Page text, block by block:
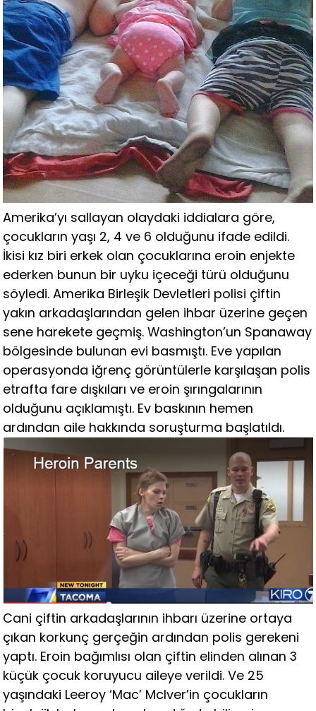
Amerika’yı sallayan olaydaki iddialara göre,
çocukların yaşı 2, 4 ve 6 olduğunu ifade edildi.
İkisi kız biri erkek olan çocuklarına eroin enjekte
ederken bunun bir uyku içeceği türü olduğunu
söyledi. Amerika Birleşik Devletleri polisi çiftin
yakın arkadaşlarından gelen ihbar üzerine geçen
sene harekete geçmiş. Washington’un Spanaway
bölgesinde bulunan evi basmıştı. Eve yapılan
operasyonda iğrenç görüntülerle karşılaşan polis
etrafta fare dışkıları ve eroin şırıngalarının
olduğunu açıklamıştı. Ev baskının hemen
ardından aile hakkında soruşturma başlatıldı.
Cani çiftin arkadaşlarının ihbarı üzerine ortaya
çıkan korkunç gerçeğin ardından polis gerekeni
yaptı. Eroin bağımlısı olan çiftin elinden alınan 3
küçük çocuk koruyucu aileye verildi. Ve 25
yaşındaki Leeroy ‘Mac’ Mclver’in çocukların